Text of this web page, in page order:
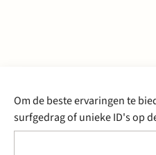
Om de beste ervaringen te
surfgedrag of unieke ID's op